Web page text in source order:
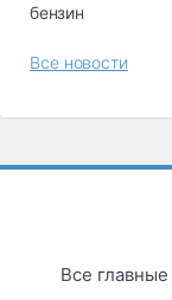
бензин
Все новости
Все